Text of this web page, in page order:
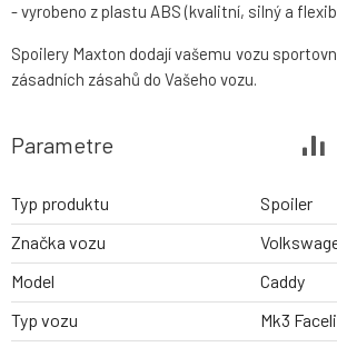
- vyrobeno z plastu ABS (kvalitní, silný a
Spoilery Maxton dodají vašemu vozu
zásadních zásahů do Vašeho vozu.
Parametre
Typ produktu
Spoiler
Značka vozu
Model
Caddy
Typ vozu
Mk3